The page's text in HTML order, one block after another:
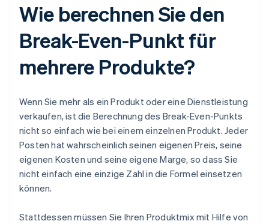
Wie berechnen Sie den
Break-Even-Punkt für
mehrere Produkte?
Wenn Sie mehr als ein Produkt oder eine Dienstleistung
verkaufen, ist die Berechnung des Break-Even-Punkts
nicht so einfach wie bei einem einzelnen Produkt. Jeder
Posten hat wahrscheinlich seinen eigenen Preis, seine
eigenen Kosten und seine eigene Marge, so dass Sie
nicht einfach eine einzige Zahl in die Formel einsetzen
können.
Stattdessen müssen Sie Ihren Produktmix mit Hilfe von